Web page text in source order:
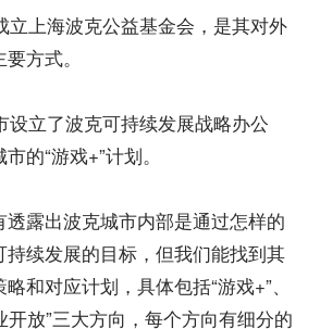
立上海波克公益基金会，是其对外
方式。
设立了波克可持续发展战略办公
的“游戏+”计划。
露出波克城市内部是通过怎样的
续发展的目标，但我们能找到其
和对应计划，具体包括“游戏+”、
开放”三大方向，每个方向有细分的